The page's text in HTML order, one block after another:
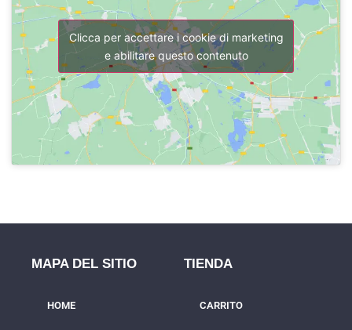
Clicca per accettare i cookie di marketing
e abilitare questo contenuto
MAPA DEL SITIO
HOME
TIENDA
CARRITO